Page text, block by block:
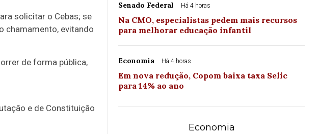
solicitar o Cebas; se
chamamento, evitando
de forma pública,
e de Constituição
Senado Federal Há 4 horas
Na CMO, especialistas pedem mais recursos
para melhorar educação infantil
Economia Há 4 horas
Em nova redução, Copom baixa taxa Selic
para 14% ao ano
Economia